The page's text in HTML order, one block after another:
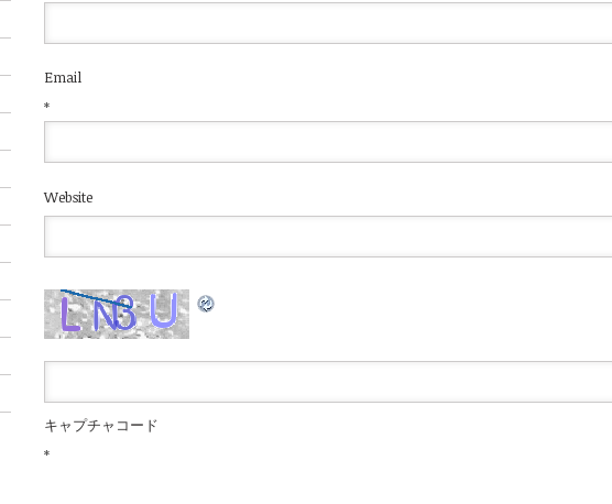
Email
*
Website
キャプチャコード
*